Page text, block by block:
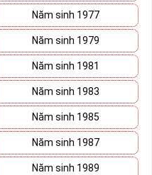
Năm sinh 1977
Năm sinh 1979
Năm sinh 1981
Năm sinh 1983
Năm sinh 1985
Năm sinh 1987
Năm sinh 1989